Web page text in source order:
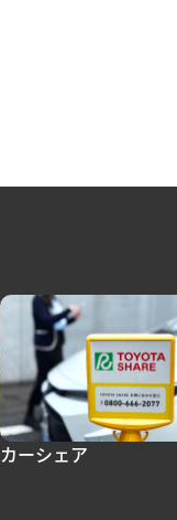
カーシェア